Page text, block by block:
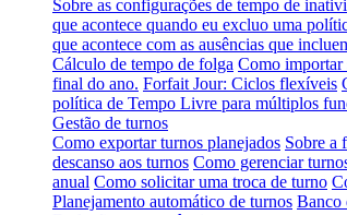
Sobre as configurações de tempo de
que acontece quando eu excluo uma
que acontece com as ausências que
Cálculo de tempo de folga Como importar
final do ano. Forfait Jour: Ciclos flexíveis
política de Tempo Livre para múltiplos
Gestão de turnos
Como exportar turnos planejados Sobre a
descanso aos turnos Como gerenciar
anual Como solicitar uma troca de turno
Planejamento automático de turnos Banco